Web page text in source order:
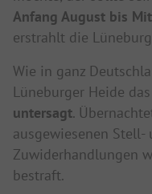
Anfang August bis
erstrahlt die
Wie in ganz
Lüneburger Heide das
untersagt.
ausgewiesenen Stell-
Zuwiderhandlungen
bestraft.